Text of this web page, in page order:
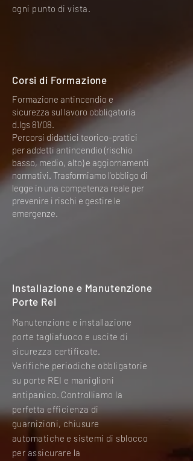
ogni punto di vista.
Corsi di Formazione
Formazione antincendio e
sicurezza sul lavoro obbligatoria
d.lgs 81/08.
Percorsi didattici teorico-pratici
per addetti antincendio (rischio
basso, medio, alto) e aggiornamenti
normativi. Trasformiamo l'obbligo di
legge in una competenza reale per
prevenire i rischi e gestire le
emergenze.​
Installazione e Manutenzione
Porte Rei
Manutenzione e installazione
porte tagliafuoco e uscite di
sicurezza certificate.
Verifiche periodiche obbligatorie
su porte REI e maniglioni
antipanico. Controlliamo la
perfetta efficienza di
guarnizioni, chiusure
automatiche e sistemi di sblocco
per assicurare la